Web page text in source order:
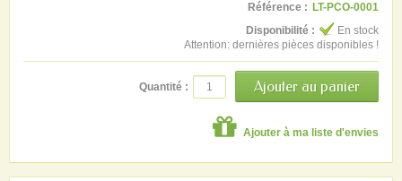
Référence : LT-PCO-0001
Disponibilité :
En stock
Attention: dernières pièces disponibles !
Quantité :
Ajouter à ma liste d'envies